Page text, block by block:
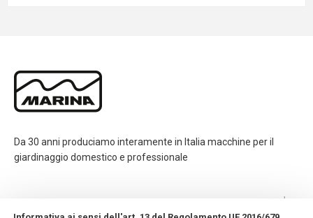
Da 30 anni produciamo interamente in Italia macchine per il
giardinaggio domestico e professionale